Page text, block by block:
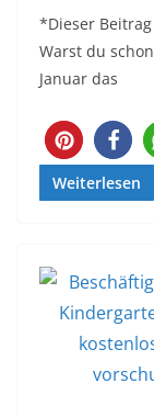
*Dieser
Warst du
Januar das
772
Weiterlesen